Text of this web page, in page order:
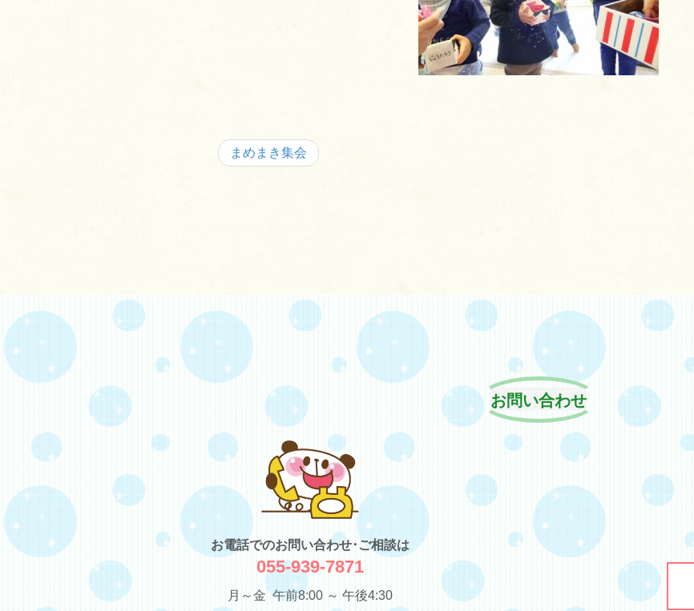
まめまき集会
お問い合わせ
お電話でのお問い合わせ･ご相談は
055-939-7871
月～金 午前8:00 ～ 午後4:30